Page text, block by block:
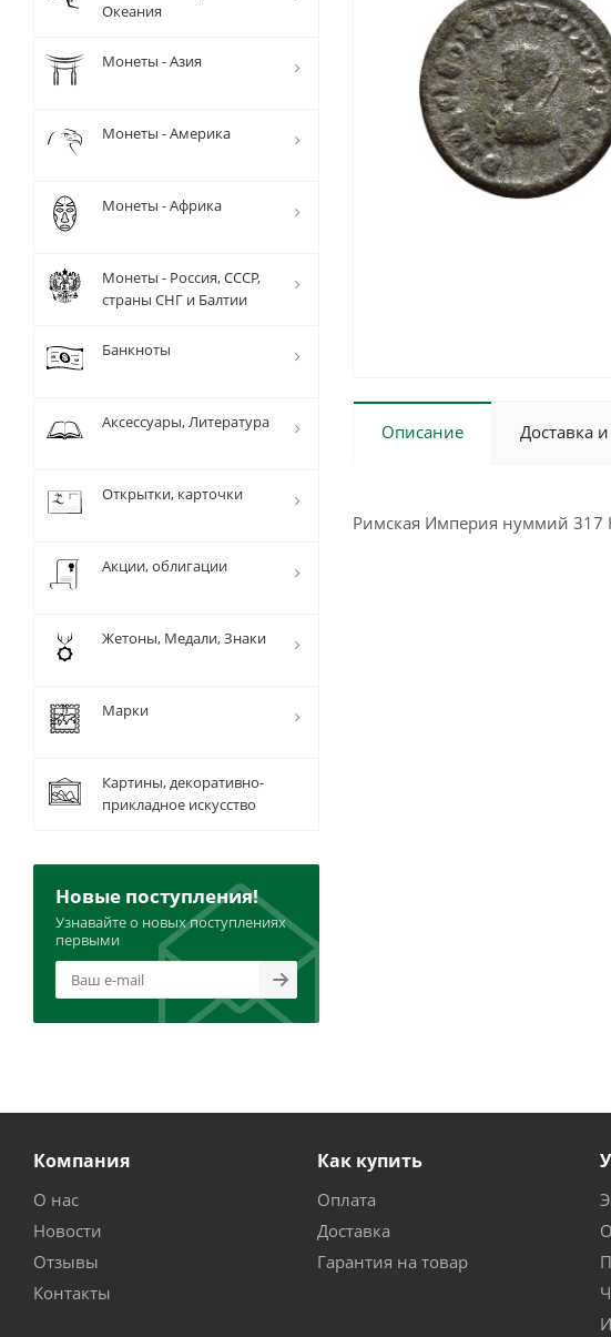
Описание Доставка
Римская Империя нуммий 317
Океания
Монеты - Азия
Монеты - Америка
Монеты - Африка
Монеты - Россия, СССР,
страны СНГ и Балтии
Банкноты
Аксессуары, Литература
Открытки, карточки
Акции, облигации
Жетоны, Медали, Знаки
Марки
Картины, декоративно-
прикладное искусство
Новые поступления!
Узнавайте о новых поступлениях
первыми
Компания
О нас
Новости
Отзывы
Контакты
Как купить
Оплата
Доставка
Гарантия на товар